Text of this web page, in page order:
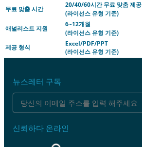
무료 맞춤 시간
20/40/60시간 무료 맞춤 제공
(라이선스 유형 기준)
애널리스트 지원
6~12개월
(라이선스 유형 기준)
제공 형식
Excel/PDF/PPT
(라이선스 유형 기준)
뉴스레터 구독
신뢰하다 온라인